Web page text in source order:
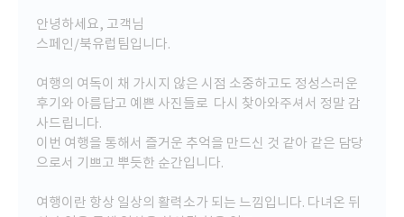
안녕하세요, 고객님
스페인/북유럽팀입니다.
여행의 여독이 채 가시지 않은 시점 소중하고도 정성스러운
후기와 아름답고 예쁜 사진들로 다시 찾아와주셔서 정말 감
사드립니다.
이번 여행을 통해서 즐거운 추억을 만드신 것 같아 같은 담당
으로서 기쁘고 뿌듯한 순간입니다.
여행이란 항상 일상의 활력소가 되는 느낌입니다. 다녀온 뒤